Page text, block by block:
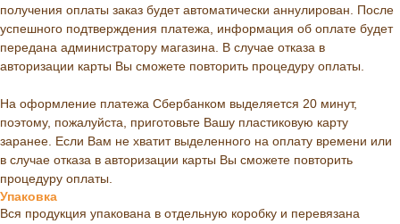
получения оплаты заказ будет автоматически аннулирован. После
успешного подтверждения платежа, информация об оплате будет
передана администратору магазина. В случае отказа в
авторизации карты Вы сможете повторить процедуру оплаты.
На оформление платежа Сбербанком выделяется 20 минут,
поэтому, пожалуйста, приготовьте Вашу пластиковую карту
заранее. Если Вам не хватит выделенного на оплату времени или
в случае отказа в авторизации карты Вы сможете повторить
процедуру оплаты.
Упаковка
Вся продукция упакована в отдельную коробку и перевязана